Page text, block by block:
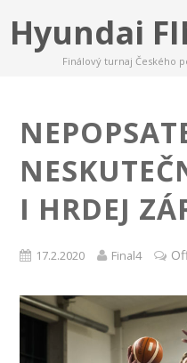
Hyundai
Finálový turnaj Českého
I HRDEJ
17.2.2020 Final4